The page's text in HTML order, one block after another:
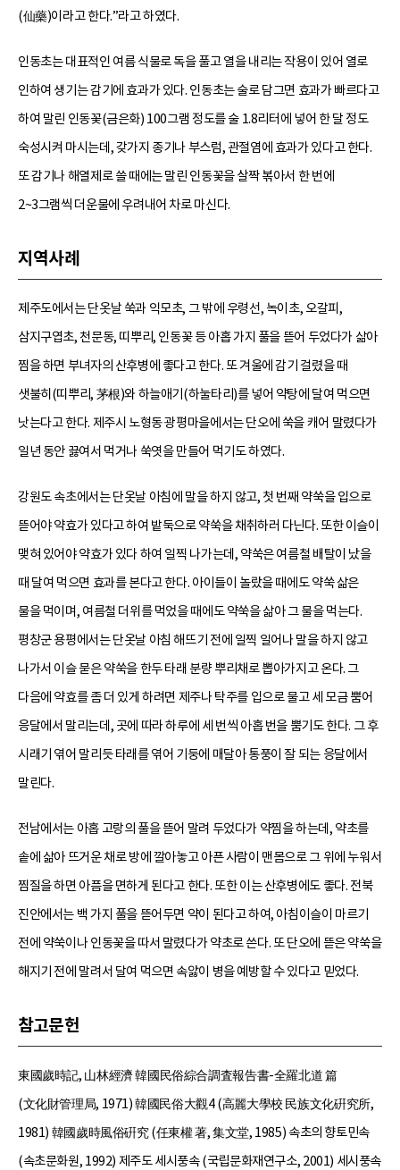
(仙藥)이라고 한다.”라고 하였다.
인동초는 대표적인 여름 식물로 독을 풀고 열을 내리는 작용이 있어 열로
인하여 생기는 감기에 효과가 있다. 인동초는 술로 담그면 효과가 빠르다고
하여 말린 인동꽃(금은화) 100그램 정도를 술 1.8리터에 넣어 한 달 정도
숙성시켜 마시는데, 갖가지 종기나 부스럼, 관절염에 효과가 있다고 한다.
또 감기나 해열제로 쓸 때에는 말린 인동꽃을 살짝 볶아서 한 번에
2~3그램씩 더운물에 우려내어 차로 마신다.
지역사례
제주도에서는 단옷날 쑥과 익모초, 그 밖에 우령선, 녹이초, 오갈피,
삼지구엽초, 천문동, 띠뿌리, 인동꽃 등 아홉 가지 풀을 뜯어 두었다가 삶아
찜을 하면 부녀자의 산후병에 좋다고 한다. 또 겨울에 감기 걸렸을 때
샛불히(띠뿌리, 茅根)와 하늘애기(하눌타리)를 넣어 약탕에 달여 먹으면
낫는다고 한다. 제주시 노형동 광평마을에서는 단오에 쑥을 캐어 말렸다가
일년 동안 끓여서 먹거나 쑥엿을 만들어 먹기도 하였다.
강원도 속초에서는 단옷날 아침에 말을 하지 않고, 첫 번째 약쑥을 입으로
뜯어야 약효가 있다고 하여 밭둑으로 약쑥을 채취하러 다닌다. 또한 이슬이
맺혀 있어야 약효가 있다 하여 일찍 나가는데, 약쑥은 여름철 배탈이 났을
때 달여 먹으면 효과를 본다고 한다. 아이들이 놀랐을 때에도 약쑥 삶은
물을 먹이며, 여름철 더위를 먹었을 때에도 약쑥을 삶아 그 물을 먹는다.
평창군 용평에서는 단옷날 아침 해뜨기 전에 일찍 일어나 말을 하지 않고
나가서 이슬 묻은 약쑥을 한두 타래 분량 뿌리채로 뽑아가지고 온다. 그
다음에 약효를 좀 더 있게 하려면 제주나 탁주를 입으로 물고 세 모금 뿜어
응달에서 말리는데, 곳에 따라 하루에 세 번씩 아홉 번을 뿜기도 한다. 그 후
시래기 엮어 말리듯 타래를 엮어 기둥에 매달아 통풍이 잘 되는 응달에서
말린다.
전남에서는 아홉 고랑의 풀을 뜯어 말려 두었다가 약찜을 하는데, 약초를
솥에 삶아 뜨거운 채로 방에 깔아놓고 아픈 사람이 맨몸으로 그 위에 누워서
찜질을 하면 아픔을 면하게 된다고 한다. 또한 이는 산후병에도 좋다. 전북
진안에서는 백 가지 풀을 뜯어두면 약이 된다고 하여, 아침이슬이 마르기
전에 약쑥이나 인동꽃을 따서 말렸다가 약초로 쓴다. 또 단오에 뜯은 약쑥을
해지기 전에 말려서 달여 먹으면 속앓이 병을 예방할 수 있다고 믿었다.
참고문헌
東國歲時記, 山林經濟 韓國民俗綜合調査報告書-全羅北道 篇
(文化財管理局, 1971) 韓國民俗大觀4 (高麗大學校 民族文化硏究所,
1981) 韓國歲時風俗硏究 (任東權 著, 集文堂, 1985) 속초의 향토민속
(속초문화원, 1992) 제주도 세시풍속 (국립문화재연구소, 2001) 세시풍속